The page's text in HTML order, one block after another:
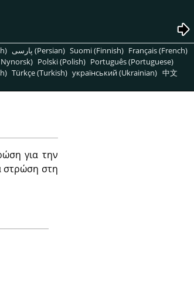
پارسی (Persian) Suomi (Finnish) Français (French)
Polski (Polish) Português (Portuguese)
Türkçe (Turkish) український (Ukrainian) 中文
για την
στρώση στη